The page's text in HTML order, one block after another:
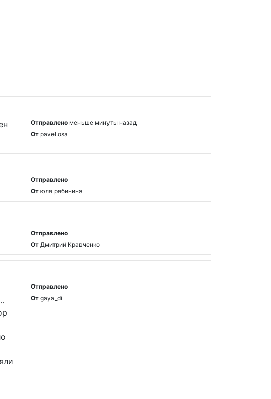
Отправлено меньше минуты назад
От pavel.osa
Отправлено
От юля рябинина
Отправлено
От Дмитрий Кравченко
Отправлено
От gaya_di